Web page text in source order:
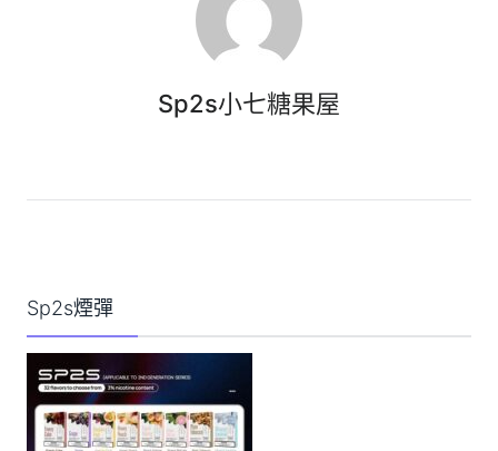
Sp2s小七糖果屋
Sp2s煙彈